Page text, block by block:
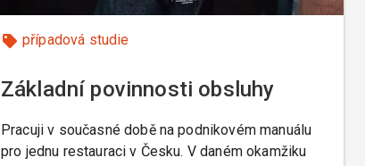
případová studie
Základní povinnosti obsluhy
Pracuji v současné době na podnikovém manuálu
pro jednu restauraci v Česku. V daném okamžiku